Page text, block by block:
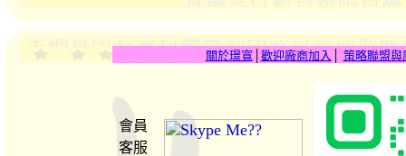
關於璟寬│ 歡迎廠商加入 策略聯盟與
會員
客服